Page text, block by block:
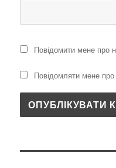
Повідомити мене про
Повідомляти мене